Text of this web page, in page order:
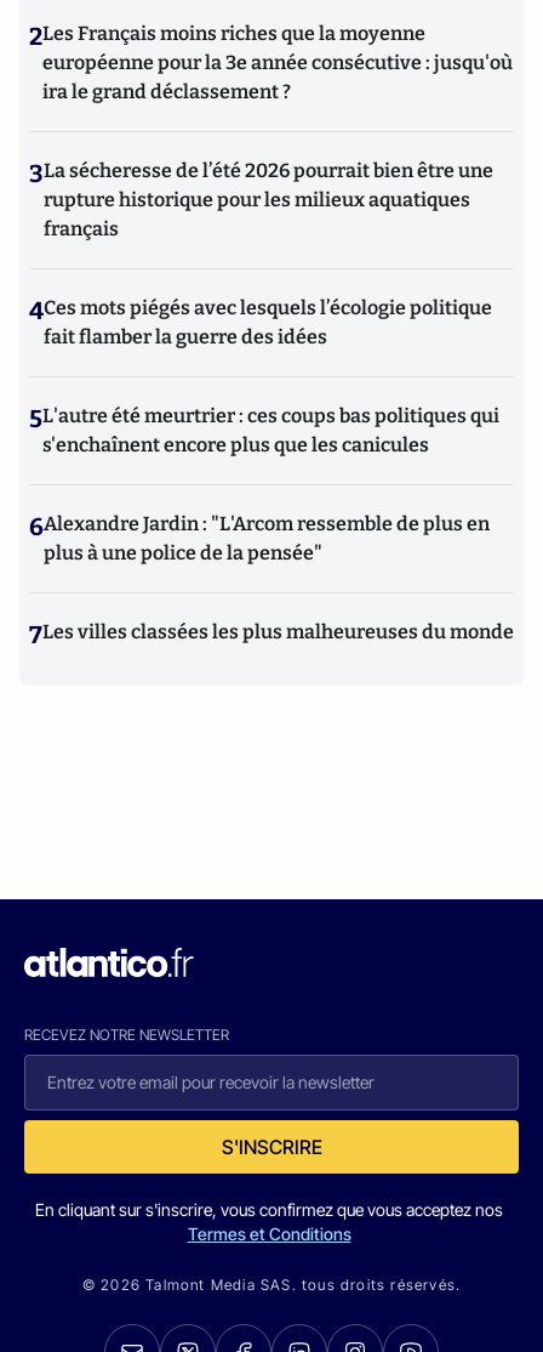
2Les Français moins riches que la moyenne
européenne pour la 3e année consécutive : jusqu'où
ira le grand déclassement ?
3La sécheresse de l’été 2026 pourrait bien être une
rupture historique pour les milieux aquatiques
français
4Ces mots piégés avec lesquels l’écologie politique
fait flamber la guerre des idées
5L'autre été meurtrier : ces coups bas politiques qui
s'enchaînent encore plus que les canicules
6Alexandre Jardin : "L'Arcom ressemble de plus en
plus à une police de la pensée"
7Les villes classées les plus malheureuses du monde
RECEVEZ NOTRE NEWSLETTER
S'INSCRIRE
En cliquant sur s'inscrire, vous confirmez que vous acceptez nos
Termes et Conditions
© 2026 Talmont Media SAS. tous droits réservés.